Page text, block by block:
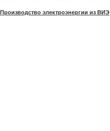
Производство электроэнергии из ВИЭ